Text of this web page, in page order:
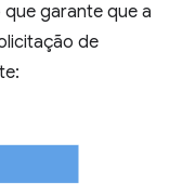
garante que a
de